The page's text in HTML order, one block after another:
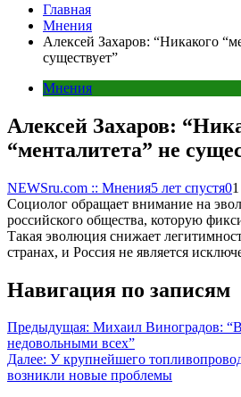
Главная
Мнения
Алексей Захаров: “Никакого
существует”
Мнения
Алексей Захаров:
“менталитета” не
NEWSru.com :: Мнения5 лет спустя0
Социолог обращает внимание на
российского общества, которую
Такая эволюция снижает
странах, и Россия не является
Навигация по записям
Предыдущая: Михаил Виноградов:
недовольными всех”
Далее: У крупнейшего
возникли новые проблемы